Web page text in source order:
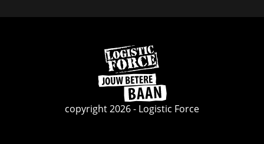
Ga
naar
de
homepage
copyright 2026 - Logistic Force